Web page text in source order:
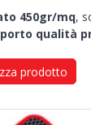
450gr/mq,
qualità
prodotto